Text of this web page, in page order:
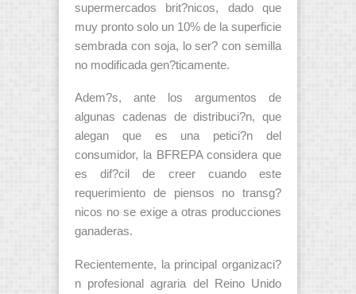
supermercados brit?nicos, dado que
muy pronto solo un 10% de la superficie
sembrada con soja, lo ser? con semilla
no modificada gen?ticamente.
Adem?s, ante los argumentos de
algunas cadenas de distribuci?n, que
alegan que es una petici?n del
consumidor, la BFREPA considera que
es dif?cil de creer cuando este
requerimiento de piensos no transg?
nicos no se exige a otras producciones
ganaderas.
Recientemente, la principal organizaci?
n profesional agraria del Reino Unido